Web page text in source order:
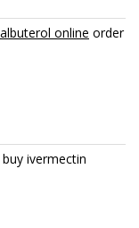
online order
buy ivermectin